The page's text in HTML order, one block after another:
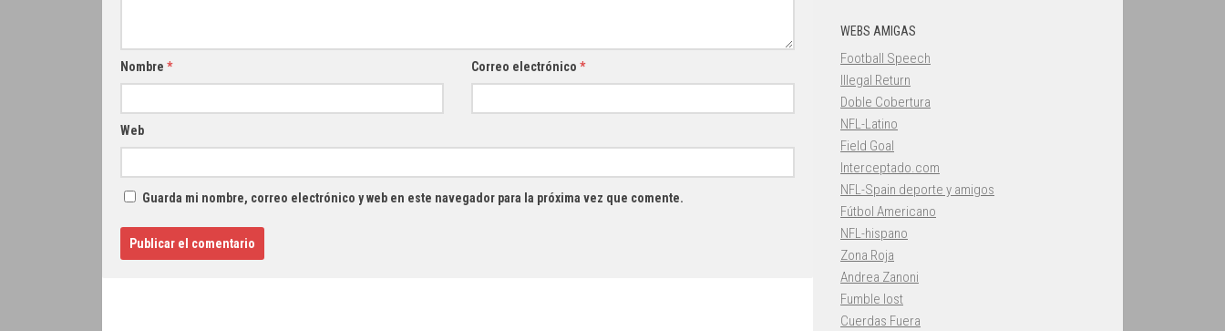
Nombre * Correo electrónico *
Web
Guarda mi nombre, correo electrónico y web en este navegador para la próxima vez que comente.
WEBS AMIGAS
Football Speech
Illegal Return
Doble Cobertura
NFL-Latino
Field Goal
Interceptado.com
NFL-Spain deporte y amigos
Fútbol Americano
NFL-hispano
Zona Roja
Andrea Zanoni
Fumble lost
Cuerdas Fuera